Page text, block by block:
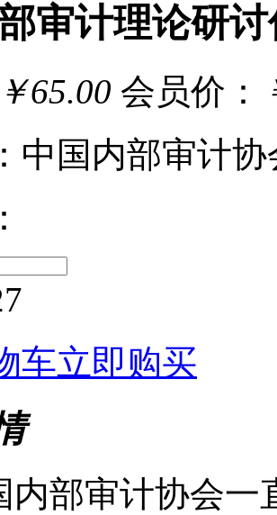
审计理论研
￥65.00 会员价：
国内部审计协
车立即购买
部审计协会一